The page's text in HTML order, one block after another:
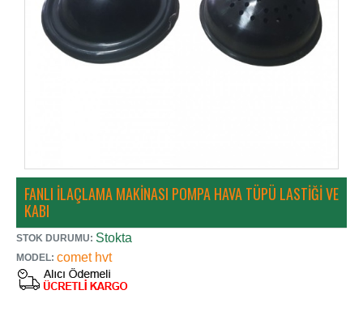
FANLI İLAÇLAMA MAKINASI POMPA HAVA TÜPÜ LASTIĞI VE
KABI
STOK DURUMU: Stokta
MODEL: comet hvt